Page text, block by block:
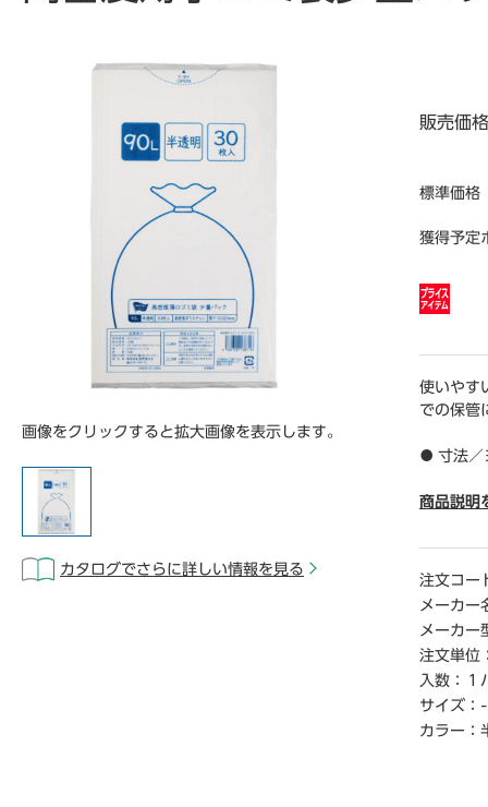
画像をクリックすると拡大画像を表示します。
カタログでさらに詳しい情報を見る
販売価格
標準価格
獲得予定
使いやす
での保管
● 寸法／
● カラ―
● 材質／
● 単位
※1パッ
※メ―カ―
合があり
※この商
場合がご
商品説明
注文コー
メーカー
メーカー
注文単位
入数：
１
サイズ： -
カラー：